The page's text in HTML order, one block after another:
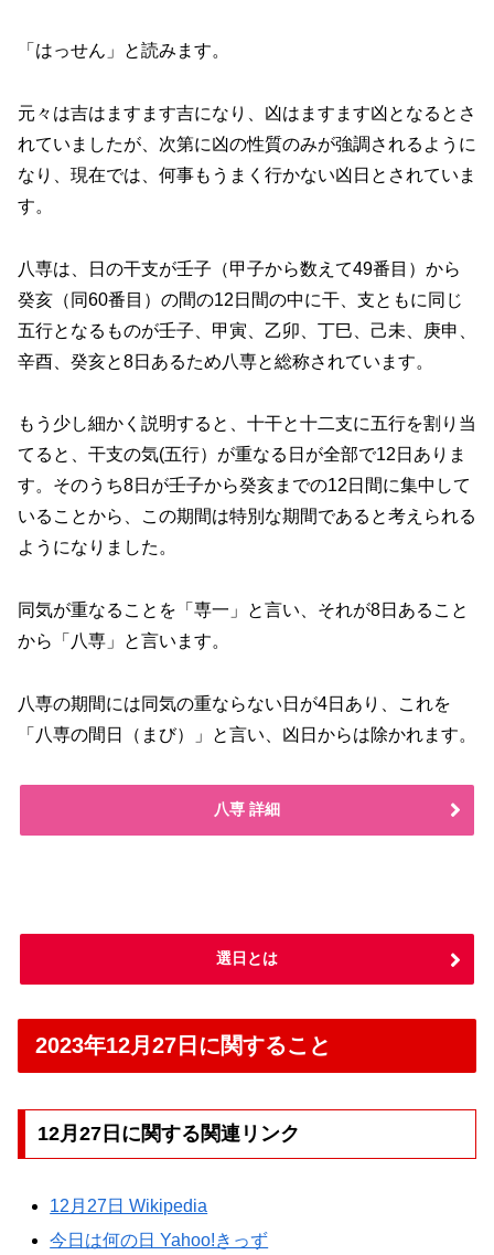
「はっせん」と読みます。
元々は吉はますます吉になり、凶はますます凶となるとさ
れていましたが、次第に凶の性質のみが強調されるように
なり、現在では、何事もうまく行かない凶日とされていま
す。
八専は、日の干支が壬子（甲子から数えて49番目）から
癸亥（同60番目）の間の12日間の中に干、支ともに同じ
五行となるものが壬子、甲寅、乙卯、丁巳、己未、庚申、
辛酉、癸亥と8日あるため八専と総称されています。
もう少し細かく説明すると、十干と十二支に五行を割り当
てると、干支の気(五行）が重なる日が全部で12日ありま
す。そのうち8日が壬子から癸亥までの12日間に集中して
いることから、この期間は特別な期間であると考えられる
ようになりました。
同気が重なることを「専一」と言い、それが8日あること
から「八専」と言います。
八専の期間には同気の重ならない日が4日あり、これを
「八専の間日（まび）」と言い、凶日からは除かれます。
八専 詳細
選日とは
2023年12月27日に関すること
12月27日に関する関連リンク
12月27日 Wikipedia
今日は何の日 Yahoo!きっず